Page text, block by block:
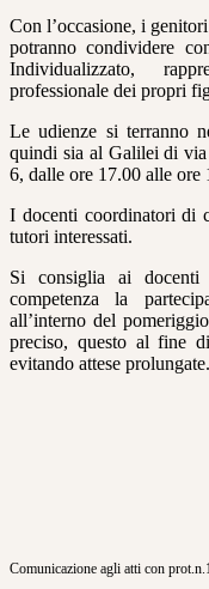
Con l’occasione, i
potranno condividere
Individualizzato,
professionale dei propri
Le udienze si terranno
quindi sia al Galilei di
6, dalle ore 17.00 alle ore
I docenti coordinatori di
tutori interessati.
Si consiglia ai
competenza la
all’interno del
preciso, questo al fine
evitando attese prolungate.
Comunicazione agli atti con